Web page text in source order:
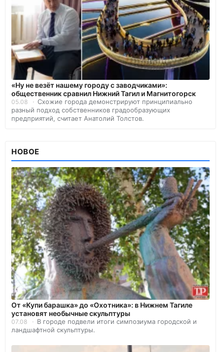
«Ну не везёт нашему городу с заводчиками»:
общественник сравнил Нижний Тагил и Магнитогорск
05.08
Схожие города демонстрируют принципиально
разный подход собственников градообразующих
предприятий, считает Анатолий Толстов.
НОВОЕ
От «Купи барашка» до «Охотника»: в Нижнем Тагиле
установят необычные скульптуры
07.08
В городе подвели итоги симпозиума городской и
ландшафтной скульптуры.